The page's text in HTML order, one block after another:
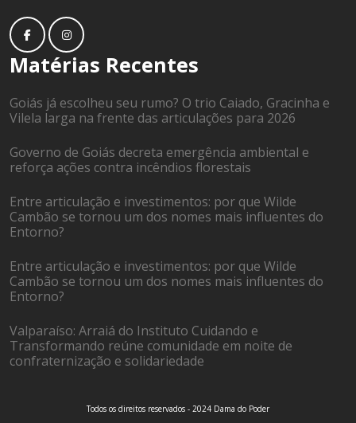
Matérias Recentes
Goiás já escolheu seu rumo? O trio Caiado, Gracinha e
Vilela larga na frente das articulações para 2026
Governo de Goiás decreta emergência ambiental e
reforça ações contra incêndios florestais
Entre articulação e investimentos: por que Wilde
Cambão se tornou um dos nomes mais influentes do
Entorno?
Entre articulação e investimentos: por que Wilde
Cambão se tornou um dos nomes mais influentes do
Entorno?
Valparaíso: Arraiá do Instituto Cuidando e
Transformando reúne comunidade em noite de
confraternização e solidariedade
Todos os direitos reservados - 2024 Dama do Poder